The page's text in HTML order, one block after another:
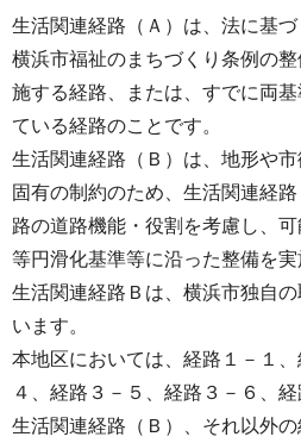
生活関連経路（Ａ）は、法に基
横浜市福祉のまちづくり条例の
施する経路、または、すでに両
ている経路のことです。
生活関連経路（Ｂ）は、地形や
固有の制約のため、生活関連経
路の道路機能・役割を考慮し、
等円滑化基準等に沿った整備を実
生活関連経路Ｂは、横浜市独自
います。
本地区においては、経路１－１
４、経路３－５、経路３－６、
生活関連経路（Ｂ）、それ以外